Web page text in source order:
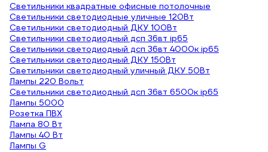
Светильники квадратные офисные потолочные
Светильники светодиодные уличные 120Вт
Светильники светодиодный ДКУ 100Вт
Светильники светодиодный дсп 36вт ip65
Светильники светодиодный дсп 36вт 4000к ip65
Светильники светодиодный ДКУ 150Вт
Светильники светодиодный уличный ДКУ 50Вт
Лампы 220 Вольт
Светильники светодиодный дсп 36вт 6500к ip65
Лампы 5000
Розетка ПВХ
Лампа 80 Вт
Лампы 40 Вт
Лампы G